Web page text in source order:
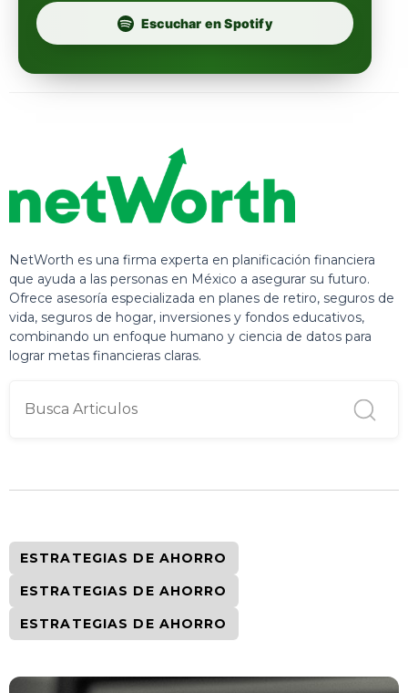
NetWorth es una firma experta en planificación financiera
que ayuda a las personas en México a asegurar su futuro.
Ofrece asesoría especializada en planes de retiro, seguros de
vida, seguros de hogar, inversiones y fondos educativos,
combinando un enfoque humano y ciencia de datos para
lograr metas financieras claras.
ESTRATEGIAS DE AHORRO
ESTRATEGIAS DE AHORRO
ESTRATEGIAS DE AHORRO
Escuchar en Spotify